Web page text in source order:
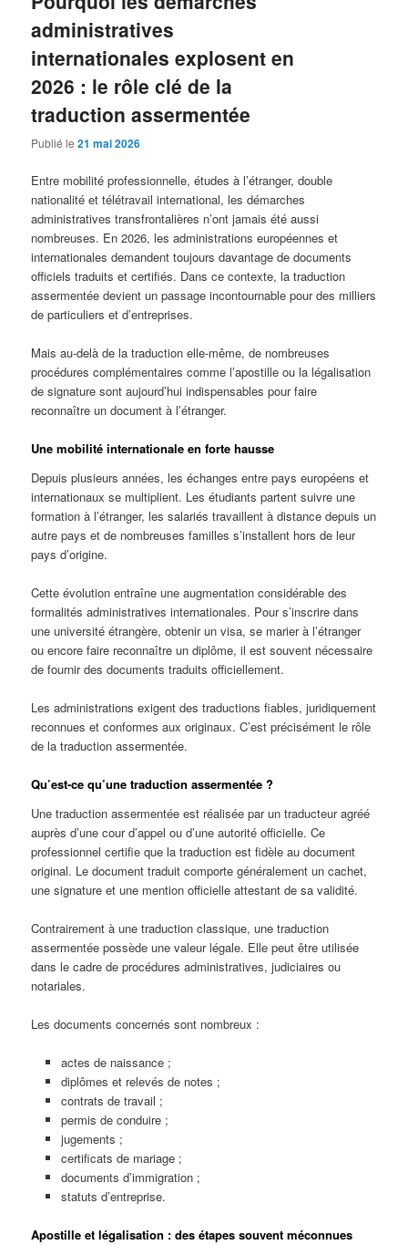
administratives
internationales explosent en
2026 : le rôle clé de la
traduction assermentée
Publié le21 mai 2026
Entre mobilité professionnelle, études à l’étranger, double
nationalité et télétravail international, les démarches
administratives transfrontalières n’ont jamais été aussi
nombreuses. En 2026, les administrations européennes et
internationales demandent toujours davantage de documents
officiels traduits et certifiés. Dans ce contexte, la traduction
assermentée devient un passage incontournable pour des milliers
de particuliers et d’entreprises.
Mais au-delà de la traduction elle-même, de nombreuses
procédures complémentaires comme l’apostille ou la légalisation
de signature sont aujourd’hui indispensables pour faire
reconnaître un document à l’étranger.
Une mobilité internationale en forte hausse
Depuis plusieurs années, les échanges entre pays européens et
internationaux se multiplient. Les étudiants partent suivre une
formation à l’étranger, les salariés travaillent à distance depuis un
autre pays et de nombreuses familles s’installent hors de leur
pays d’origine.
Cette évolution entraîne une augmentation considérable des
formalités administratives internationales. Pour s’inscrire dans
une université étrangère, obtenir un visa, se marier à l’étranger
ou encore faire reconnaître un diplôme, il est souvent nécessaire
de fournir des documents traduits officiellement.
Les administrations exigent des traductions fiables, juridiquement
reconnues et conformes aux originaux. C’est précisément le rôle
de la traduction assermentée.
Qu’est-ce qu’une traduction assermentée ?
Une traduction assermentée est réalisée par un traducteur agréé
auprès d’une cour d’appel ou d’une autorité officielle. Ce
professionnel certifie que la traduction est fidèle au document
original. Le document traduit comporte généralement un cachet,
une signature et une mention officielle attestant de sa validité.
Contrairement à une traduction classique, une traduction
assermentée possède une valeur légale. Elle peut être utilisée
dans le cadre de procédures administratives, judiciaires ou
notariales.
Les documents concernés sont nombreux :
actes de naissance ;
diplômes et relevés de notes ;
contrats de travail ;
permis de conduire ;
jugements ;
certificats de mariage ;
documents d’immigration ;
statuts d’entreprise.
Apostille et légalisation : des étapes souvent méconnues